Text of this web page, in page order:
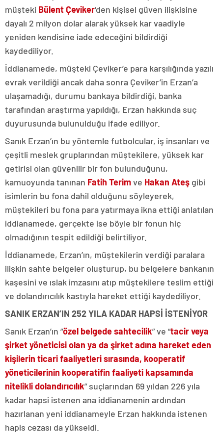
müşteki Bülent Çeviker‘den kişisel güven ilişkisine
dayalı 2 milyon dolar alarak yüksek kar vaadiyle
yeniden kendisine iade edeceğini bildirdiği
kaydediliyor.
İddianamede, müşteki Çeviker’e para karşılığında yazılı
evrak verildiği ancak daha sonra Çeviker’in Erzan’a
ulaşamadığı, durumu bankaya bildirdiği, banka
tarafından araştırma yapıldığı, Erzan hakkında suç
duyurusunda bulunulduğu ifade ediliyor.
Sanık Erzan’ın bu yöntemle futbolcular, iş insanları ve
çeşitli meslek gruplarından müştekilere, yüksek kar
getirisi olan güvenilir bir fon bulunduğunu,
kamuoyunda tanınan Fatih Terimve Hakan Ateş gibi
isimlerin bu fona dahil olduğunu söyleyerek,
müştekileri bu fona para yatırmaya ikna ettiği anlatılan
iddianamede, gerçekte ise böyle bir fonun hiç
olmadığının tespit edildiği belirtiliyor.
İddianamede, Erzan’ın, müştekilerin verdiği paralara
ilişkin sahte belgeler oluşturup, bu belgelere bankanın
kaşesini ve ıslak imzasını atıp müştekilere teslim ettiği
ve dolandırıcılık kastıyla hareket ettiği kaydediliyor.
SANIK ERZAN’IN 252 YILA KADAR HAPSİ İSTENİYOR
Sanık Erzan’ın “özel belgede sahtecilik” ve “tacir veya
şirket yöneticisi olan ya da şirket adına hareket eden
kişilerin ticari faaliyetleri sırasında, kooperatif
yöneticilerinin kooperatifin faaliyeti kapsamında
nitelikli dolandırıcılık” suçlarından 69 yıldan 226 yıla
kadar hapsi istenen ana iddianamenin ardından
hazırlanan yeni iddianameyle Erzan hakkında istenen
hapis cezası da yükseldi.